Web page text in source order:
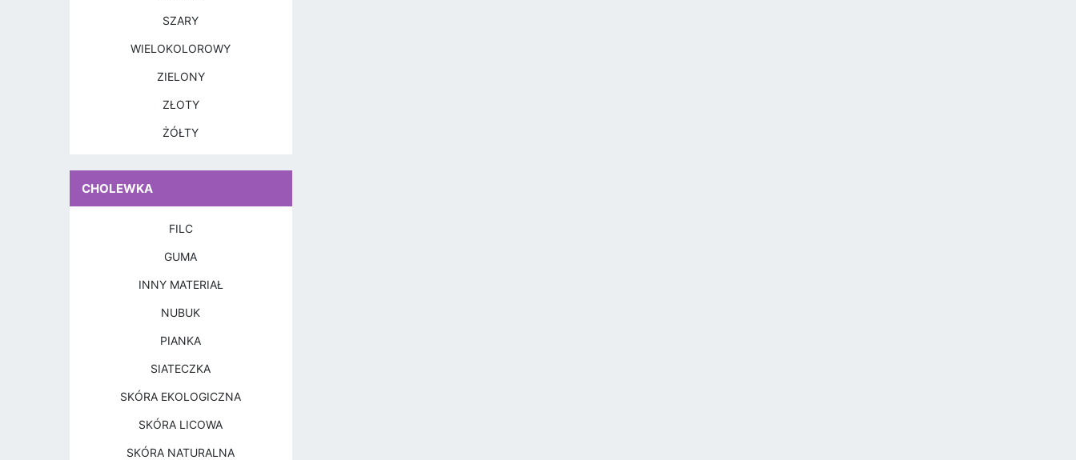
SZARY
WIELOKOLOROWY
ZIELONY
ZŁOTY
ŻÓŁTY
CHOLEWKA
FILC
GUMA
INNY MATERIAŁ
NUBUK
PIANKA
SIATECZKA
SKÓRA EKOLOGICZNA
SKÓRA LICOWA
SKÓRA NATURALNA